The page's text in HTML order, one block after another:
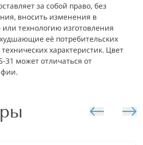
за собой право, без
вносить изменения в
технологию изготовления
её потребительских
характеристик. Цвет
может отличаться от